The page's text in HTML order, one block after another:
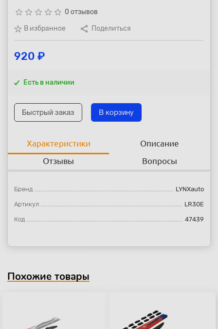
star_border star_border star_border star_border star_border 0 отзывов
В избранное
Поделиться
920 ₽
Есть в наличии
Быстрый заказ В корзину
Характеристики
Описание
Отзывы
Вопросы
Бренд LYNXauto
Артикул LR30E
Код 47439
Похожие товары